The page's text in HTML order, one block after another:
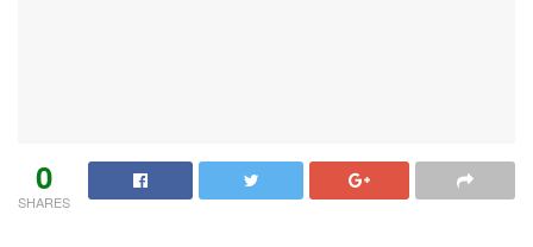
0
SHARES